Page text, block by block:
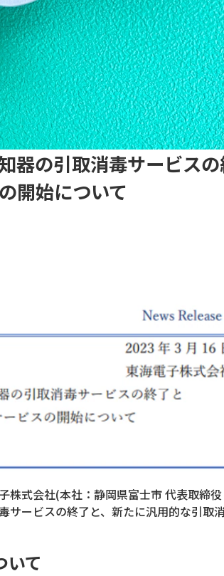
器の引取消毒サービス
開始について
株式会社(本社：静岡県富士市 代表取締
ービスの終了と、新たに汎用的な引取
いて